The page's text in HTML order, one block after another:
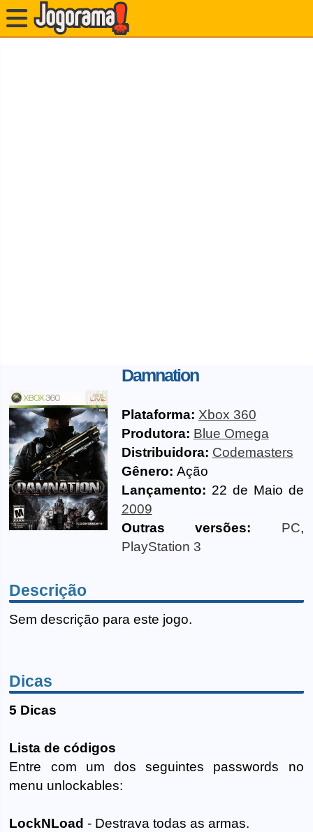
Damnation
Plataforma: Xbox 360
Produtora: Blue Omega
Distribuidora: Codemasters
Gênero: Ação
Lançamento: 22 de Maio de
2009
Outras versões:
PC,
PlayStation 3
Descrição
Sem descrição para este jogo.
Dicas
5 Dicas
Lista de códigos
Entre com um dos seguintes passwords no
menu unlockables:
LockNLoad - Destrava todas as armas.